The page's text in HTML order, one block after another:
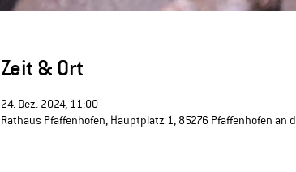
Zeit & Ort
24. Dez. 2024, 11:00
Rathaus Pfaffenhofen, Hauptplatz 1, 85276 Pfaffenhofen an